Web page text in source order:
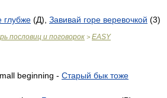
глубже (Д), Завивай горе веревочкой (3)
пословиц и поговорок > EASY
beginning - Старый бык тоже